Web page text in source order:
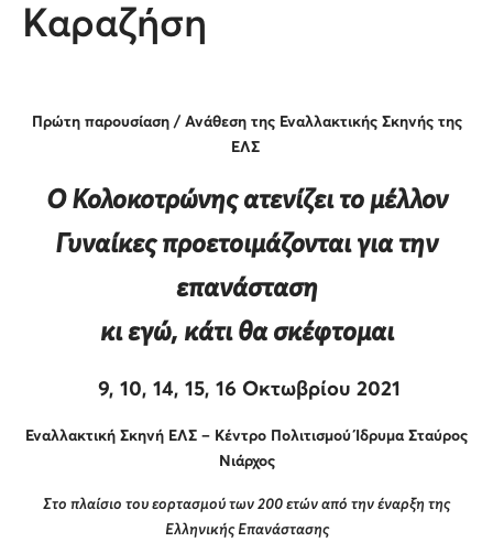
Καραζήση
Πρώτη παρουσίαση / Ανάθεση της Εναλλακτικής Σκηνής της
ΕΛΣ
Ο Κολοκοτρώνης ατενίζει το μέλλον
Γυναίκες προετοιμάζονται για την
επανάσταση
κι εγώ, κάτι θα σκέφτομαι
9, 10, 14, 15, 16 Οκτωβρίου 2021
Εναλλακτική Σκηνή ΕΛΣ – Κέντρο Πολιτισμού Ίδρυμα Σταύρος
Νιάρχος
Στο πλαίσιο του εορτασμού των 200 ετών από την έναρξη της
Ελληνικής Επανάστασης